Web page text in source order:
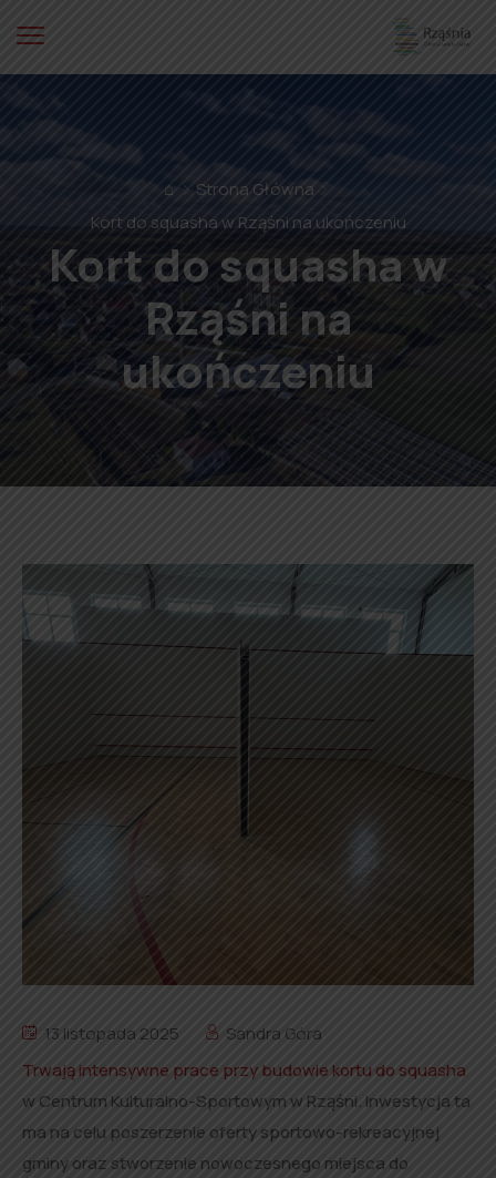
⌂
Strona Główna
Kort do squasha w Rząśni na ukończeniu
Kort do squasha w
Rząśni na
ukończeniu
13 listopada 2025
Sandra Góra
Trwają intensywne prace przy budowie kortu do squasha
w Centrum Kulturalno-Sportowym w Rząśni. Inwestycja ta
ma na celu poszerzenie oferty sportowo-rekreacyjnej
gminy oraz stworzenie nowoczesnego miejsca do